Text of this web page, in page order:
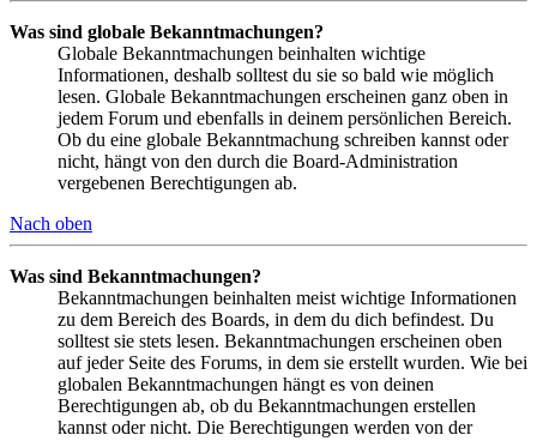
Was sind globale Bekanntmachungen?
Globale Bekanntmachungen beinhalten wichtige
Informationen, deshalb solltest du sie so bald wie möglich
lesen. Globale Bekanntmachungen erscheinen ganz oben in
jedem Forum und ebenfalls in deinem persönlichen Bereich.
Ob du eine globale Bekanntmachung schreiben kannst oder
nicht, hängt von den durch die Board-Administration
vergebenen Berechtigungen ab.
Nach oben
Was sind Bekanntmachungen?
Bekanntmachungen beinhalten meist wichtige Informationen
zu dem Bereich des Boards, in dem du dich befindest. Du
solltest sie stets lesen. Bekanntmachungen erscheinen oben
auf jeder Seite des Forums, in dem sie erstellt wurden. Wie bei
globalen Bekanntmachungen hängt es von deinen
Berechtigungen ab, ob du Bekanntmachungen erstellen
kannst oder nicht. Die Berechtigungen werden von der